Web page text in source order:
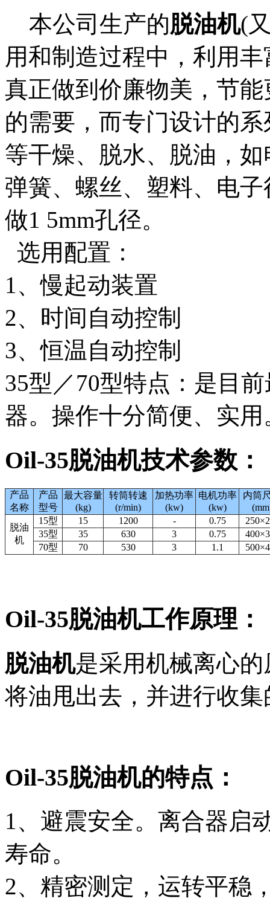
本公司生产的脱油机(
用和制造过程中，利用
真正做到价廉物美，节
的需要，而专门设计的
等干燥、脱水、脱油，
弹簧、螺丝、塑料、电
做1 5mm孔径。
选用配置：
1、慢起动装置
2、时间自动控制
3、恒温自动控制
35型／70型特点：是目
器。操作十分简便、实用
Oil-35脱油机技术参数：
产品
名称
产品
型号
最大容量
(kg)
转筒转速
(r/min)
加热功率
(kw)
电机功率
(kw)
内筒
脱油
机
15型 15 1200 - 0.75
35型
35 630 3 0.75
70型
70 530 3 1.1
Oil-35脱油机工作原理：
脱油机是采用机械离心
将油甩出去，并进行收
Oil-35脱油机的特点：
1、避震安全。离合器启
寿命。
2、精密测定，运转平稳